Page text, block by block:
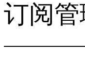
订阅管